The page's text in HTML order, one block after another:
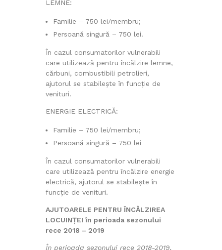
LEMNE:
Familie – 750 lei/membru;
Persoană singură – 750 lei.
În cazul consumatorilor vulnerabili
care utilizează pentru încălzire lemne,
cărbuni, combustibili petrolieri,
ajutorul se stabilește în funcție de
venituri.
ENERGIE ELECTRICĂ:
Familie – 750 lei/membru;
Persoană singură – 750 lei
În cazul consumatorilor vulnerabili
care utilizează pentru încălzire energie
electrică, ajutorul se stabilește în
funcție de venituri.
AJUTOARELE PENTRU ÎNCĂLZIREA
LOCUINȚEI în perioada sezonului
rece 2018 – 2019
În perioada sezonului rece 2018-2019,